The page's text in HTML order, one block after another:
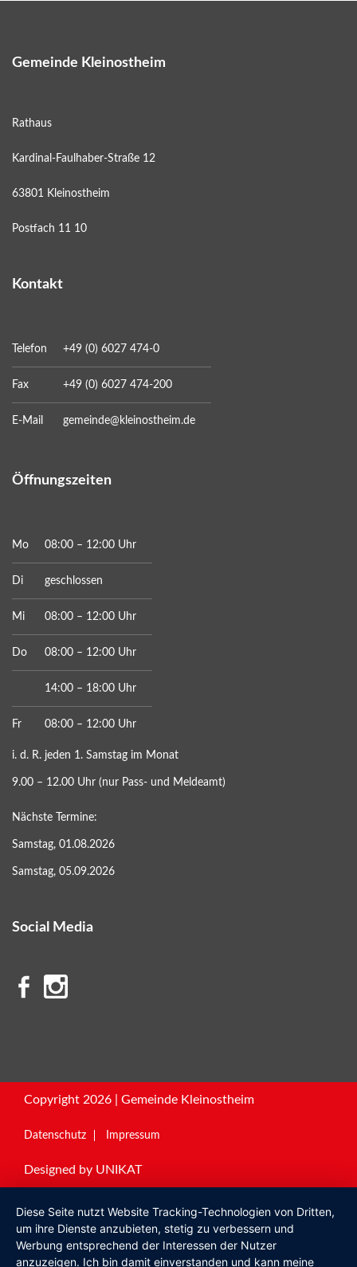
Gemeinde Kleinostheim
Rathaus
Kardinal-Faulhaber-Straße 12
63801 Kleinostheim
Postfach 11 10
Kontakt
Telefon +49 (0) 6027 474-0
Fax +49 (0) 6027 474-200
E-Mail gemeinde@kleinostheim.de
Öffnungszeiten
Mo 08:00 – 12:00 Uhr
Di geschlossen
Mi 08:00 – 12:00 Uhr
Do 08:00 – 12:00 Uhr
14:00 – 18:00 Uhr
Fr 08:00 – 12:00 Uhr
i. d. R. jeden 1. Samstag im Monat
9.00 – 12.00 Uhr (nur Pass- und Meldeamt)
Nächste Termine:
Samstag, 01.08.2026
Samstag, 05.09.2026
Social Media
Copyright 2026 | Gemeinde Kleinostheim
Datenschutz Impressum
Designed by UNIKAT
Diese Seite nutzt Website Tracking-Technologien von Dritten,
um ihre Dienste anzubieten, stetig zu verbessern und
Werbung entsprechend der Interessen der Nutzer
anzuzeigen. Ich bin damit einverstanden und kann meine